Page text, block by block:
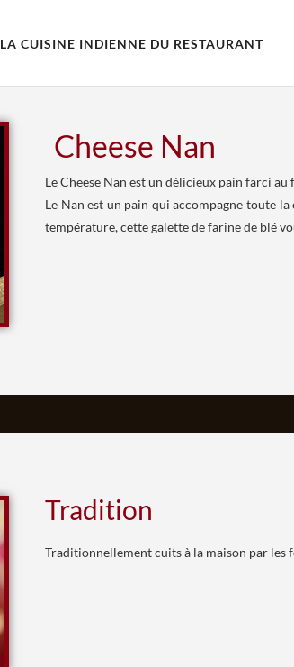
LA CUISINE INDIENNE DU RESTAURANT
Cheese Nan
Le Cheese Nan est un délicieux pain farci
Le Nan est un pain qui accompagne toute
température, cette galette de farine de blé
Tradition
Traditionnellement cuits à la maison par les